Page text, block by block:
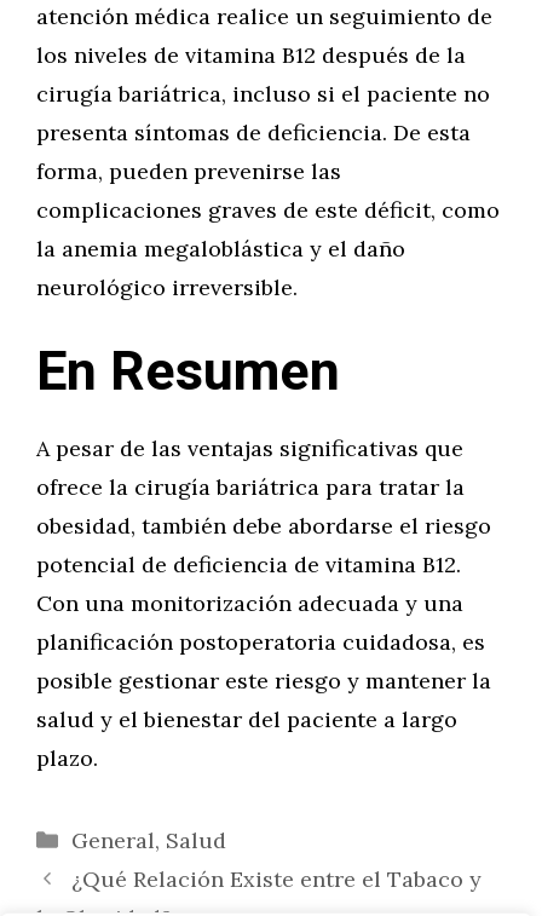
atención médica realice un seguimiento de
los niveles de vitamina B12 después de la
cirugía bariátrica, incluso si el paciente no
presenta síntomas de deficiencia. De esta
forma, pueden prevenirse las
complicaciones graves de este déficit, como
la anemia megaloblástica y el daño
neurológico irreversible.
En Resumen
A pesar de las ventajas significativas que
ofrece la cirugía bariátrica para tratar la
obesidad, también debe abordarse el riesgo
potencial de deficiencia de vitamina B12.
Con una monitorización adecuada y una
planificación postoperatoria cuidadosa, es
posible gestionar este riesgo y mantener la
salud y el bienestar del paciente a largo
plazo.
Categorías
General, Salud
¿Qué Relación Existe entre el Tabaco y